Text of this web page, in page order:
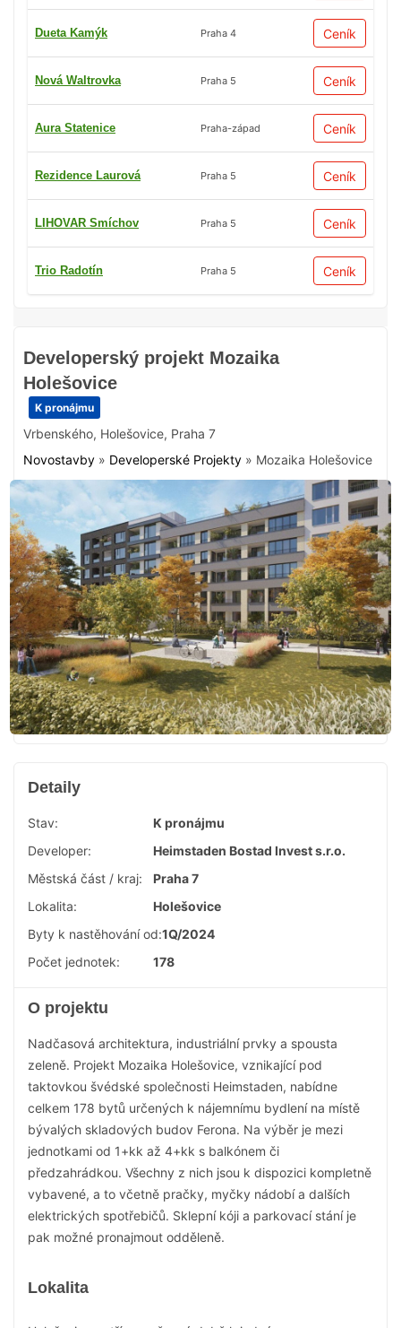
Developerský projekt Mozaika
Holešovice
K pronájmu
Vrbenského, Holešovice, Praha 7
Novostavby » Developerské Projekty » Mozaika Holešovice
Dueta Kamýk Praha 4 Ceník
Nová Waltrovka Praha 5 Ceník
Aura Statenice Praha-západ Ceník
Rezidence Laurová Praha 5 Ceník
LIHOVAR Smíchov Praha 5 Ceník
Trio Radotín Praha 5 Ceník
Detaily
Stav:
K pronájmu
Developer:
Heimstaden Bostad Invest s.r.o.
Městská část / kraj:
Praha 7
Lokalita:
Holešovice
Byty k nastěhování od:1Q/2024
Počet jednotek:
178
O projektu
Nadčasová architektura, industriální prvky a spousta
zeleně. Projekt Mozaika Holešovice, vznikající pod
taktovkou švédské společnosti Heimstaden, nabídne
celkem 178 bytů určených k nájemnímu bydlení na místě
bývalých skladových budov Ferona. Na výběr je mezi
jednotkami od 1+kk až 4+kk s balkónem či
předzahrádkou. Všechny z nich jsou k dispozici kompletně
vybavené, a to včetně pračky, myčky nádobí a dalších
elektrických spotřebičů. Sklepní kóji a parkovací stání je
pak možné pronajmout odděleně.
Lokalita